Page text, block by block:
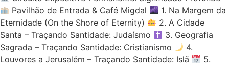
Pavilhão de Entrada & Café Migdal
1. Na Margem da
Eternidade (On the Shore of Eternity)
2. A Cidade
Santa – Traçando Santidade: Judaísmo
3. Geografia
Sagrada – Traçando Santidade: Cristianismo
4.
Louvores a Jerusalém – Traçando Santidade: Islã
5.